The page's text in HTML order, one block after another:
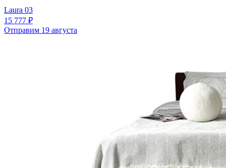
Laura 03
15 777 ₽
Отправим 19 августа